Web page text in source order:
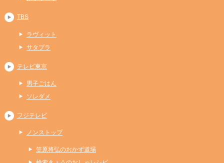
TBS
ラヴィット
サタプラ
テレビ東京
男子ごはん
ソレダメ
フジテレビ
ノンストップ
笠原将弘のおかず道場